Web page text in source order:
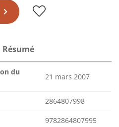
Résumé
du
21 mars 2007
2864807998
9782864807995